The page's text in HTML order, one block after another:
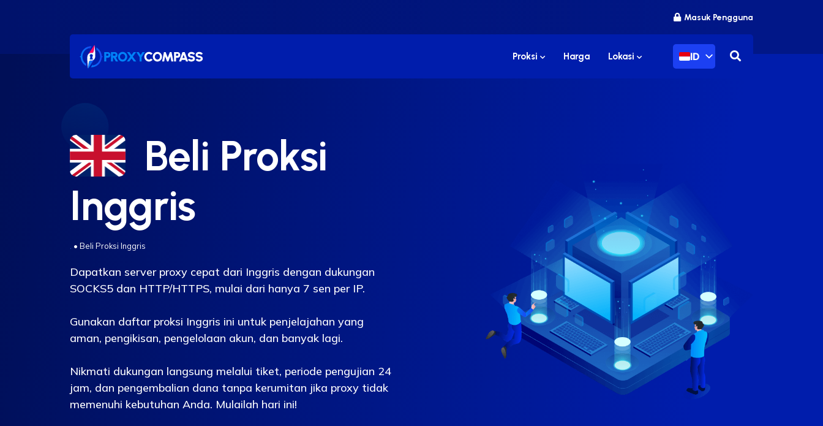
Masuk Pengguna
Proksi Harga Lokasi ID
Beli Proksi
Inggris
• Beli Proksi Inggris
Dapatkan server proxy cepat dari Inggris dengan dukungan
SOCKS5 dan HTTP/HTTPS, mulai dari hanya 7 sen per IP.
Gunakan daftar proksi Inggris ini untuk penjelajahan yang
aman, pengikisan, pengelolaan akun, dan banyak lagi.
Nikmati dukungan langsung melalui tiket, periode pengujian 24
jam, dan pengembalian dana tanpa kerumitan jika proxy tidak
memenuhi kebutuhan Anda. Mulailah hari ini!